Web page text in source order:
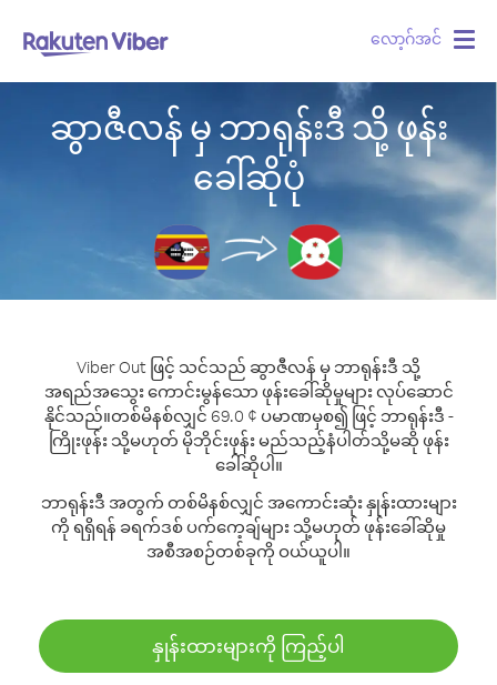
လော့ဂ်အင်
ဆွာဇီလန် မှ ဘာရုန်းဒီ သို့ ဖုန်း
ခေါ်ဆိုပုံ
Viber Out ဖြင့် သင်သည် ဆွာဇီလန် မှ ဘာရုန်းဒီ သို့
အရည်အသွေး ကောင်းမွန်သော ဖုန်းခေါ်ဆိုမှုများ လုပ်ဆောင်
နိုင်သည်။တစ်မိနစ်လျှင် 69.0 ¢ ပမာဏမှစ၍ ဖြင့် ဘာရုန်းဒီ -
ကြိုးဖုန်း သို့မဟုတ် မိုဘိုင်းဖုန်း မည်သည့်နံပါတ်သို့မဆို ဖုန်း
ခေါ်ဆိုပါ။
ဘာရုန်းဒီ အတွက် တစ်မိနစ်လျှင် အကောင်းဆုံး နှုန်းထားများ
ကို ရရှိရန် ခရက်ဒစ် ပက်ကေ့ချ်များ သို့မဟုတ် ဖုန်းခေါ်ဆိုမှု
အစီအစဉ်တစ်ခုကို ဝယ်ယူပါ။
နှုန်းထားများကို ကြည့်ပါ